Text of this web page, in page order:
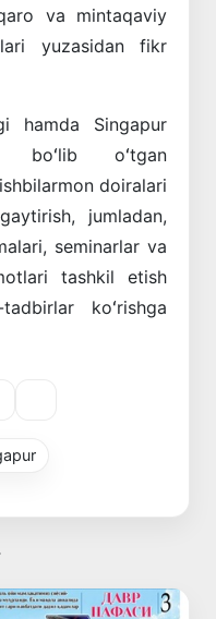
va mintaqaviy
yuzasidan fikr
hamda Singapur
boʻlib oʻtgan
doiralari
jumladan,
seminarlar va
tashkil etish
koʻrishga